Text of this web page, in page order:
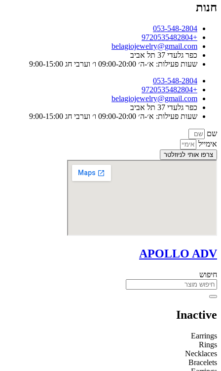
חנות
053-548-2804
+9720535482804
belagiojewelry@gmail.com
כפר גלעדי 37 תל אביב
שעות פעילות: א׳-ה׳ 09:00-20:00 ו׳ וערבי חג 9:00-15:00
053-548-2804
+9720535482804
belagiojewelry@gmail.com
כפר גלעדי 37 תל אביב
שעות פעילות: א׳-ה׳ 09:00-20:00 ו׳ וערבי חג 9:00-15:00
שם
אימייל
צרפו אותי לניוזלטר
APOLLO ADV
חיפוש
Inactive
Earrings
Rings
Necklaces
Bracelets